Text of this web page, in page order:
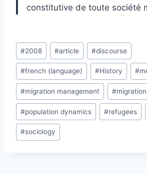
constitutive de toute société
Post
Tags:
#2008 #article #discourse
#french (language) #History #
#migration management #
#population dynamics #refugees
#sociology